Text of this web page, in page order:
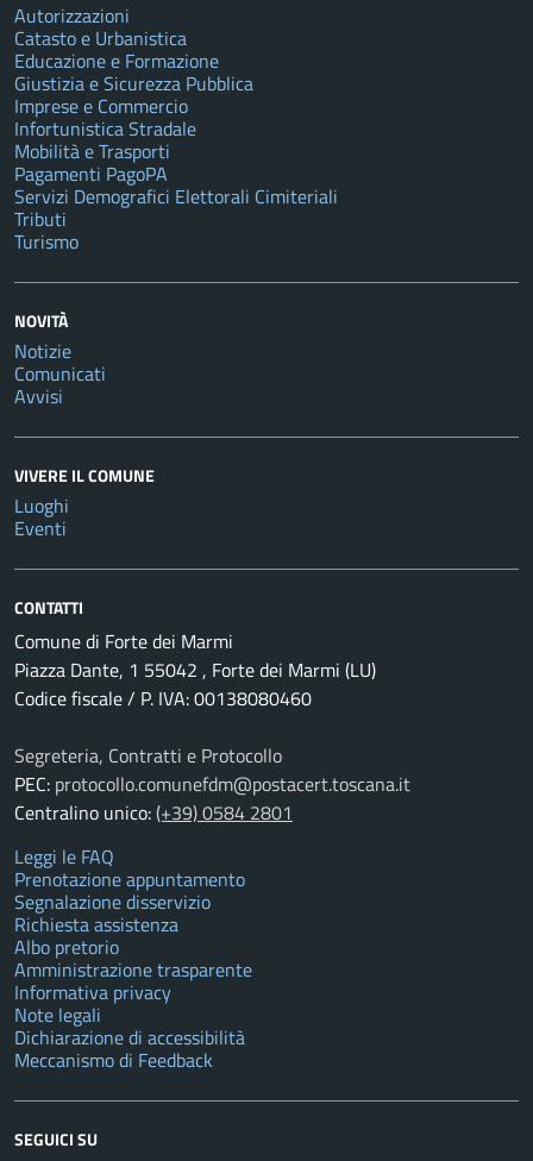
Autorizzazioni
Catasto e Urbanistica
Educazione e Formazione
Giustizia e Sicurezza Pubblica
Imprese e Commercio
Infortunistica Stradale
Mobilità e Trasporti
Pagamenti PagoPA
Servizi Demografici Elettorali Cimiteriali
Tributi
Turismo
NOVITÀ
Notizie
Comunicati
Avvisi
VIVERE IL COMUNE
Luoghi
Eventi
CONTATTI
Comune di Forte dei Marmi
Piazza Dante, 1 55042 , Forte dei Marmi (LU)
Codice fiscale / P. IVA: 00138080460
Segreteria, Contratti e Protocollo
PEC: protocollo.comunefdm@postacert.toscana.it
Centralino unico:(+39) 0584 2801
Leggi le FAQ
Prenotazione appuntamento
Segnalazione disservizio
Richiesta assistenza
Albo pretorio
Amministrazione trasparente
Informativa privacy
Note legali
Dichiarazione di accessibilità
Meccanismo di Feedback
SEGUICI SU